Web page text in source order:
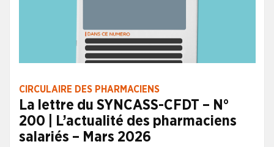
CIRCULAIRE DES PHARMACIENS
La lettre du SYNCASS-CFDT – N°
200 | L’actualité des pharmaciens
salariés – Mars 2026